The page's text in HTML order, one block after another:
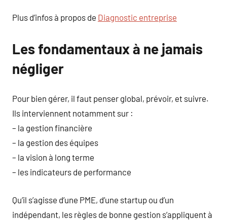
Plus d’infos à propos de Diagnostic entreprise
Les fondamentaux à ne jamais
négliger
Pour bien gérer, il faut penser global, prévoir, et suivre.
Ils interviennent notamment sur :
– la gestion financière
– la gestion des équipes
– la vision à long terme
– les indicateurs de performance
Qu’il s’agisse d’une PME, d’une startup ou d’un
indépendant, les règles de bonne gestion s’appliquent à